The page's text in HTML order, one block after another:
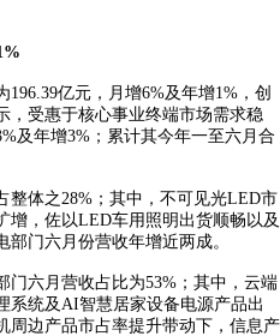
亿元，月增6%及年增1%，创
，受惠于核心事业终端市场需求稳
及年增3%；累计其今年一至六月合
整体之28%；其中，不可见光LED市
增，佐以LED车用照明出货顺畅以及
门六月份营收年增近两成。
门六月营收占比为53%；其中，云端
系统及AI智慧居家设备电源产品出
周边产品市占率提升带动下，信息产